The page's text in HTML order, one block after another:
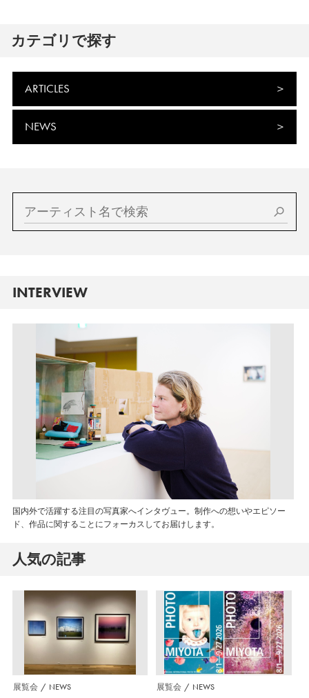
カテゴリで探す
ARTICLES
NEWS
INTERVIEW
国内外で活躍する注目の写真家へインタヴュー。制作への想いやエピソー
ド、作品に関することにフォーカスしてお届けします。
人気の記事
展覧会 NEWS 展覧会 NEWS